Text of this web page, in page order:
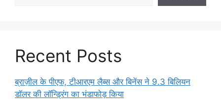
Recent Posts
ब्राज़ील के पीएफ, टीआरएम लैब्स और बिनेंस ने 9.3 बिलियन
डॉलर की लॉन्ड्रिंग का भंडाफोड़ किया